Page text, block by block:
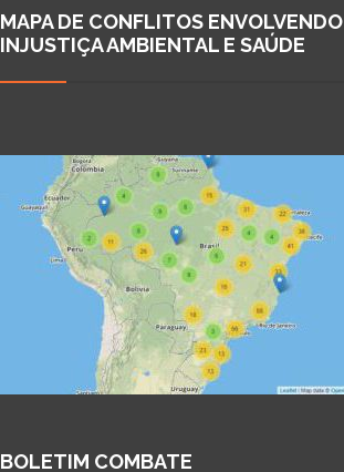
MAPA DE CONFLITOS ENVOLVENDO
INJUSTIÇA AMBIENTAL E SAÚDE
BOLETIM COMBATE